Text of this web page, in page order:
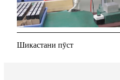
Шикастани пӯст